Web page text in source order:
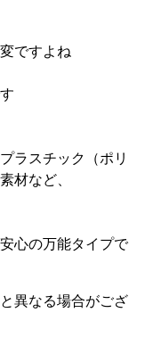
ですよね
ラスチック（ポリ
材など、
心の万能タイプで
異なる場合がござ